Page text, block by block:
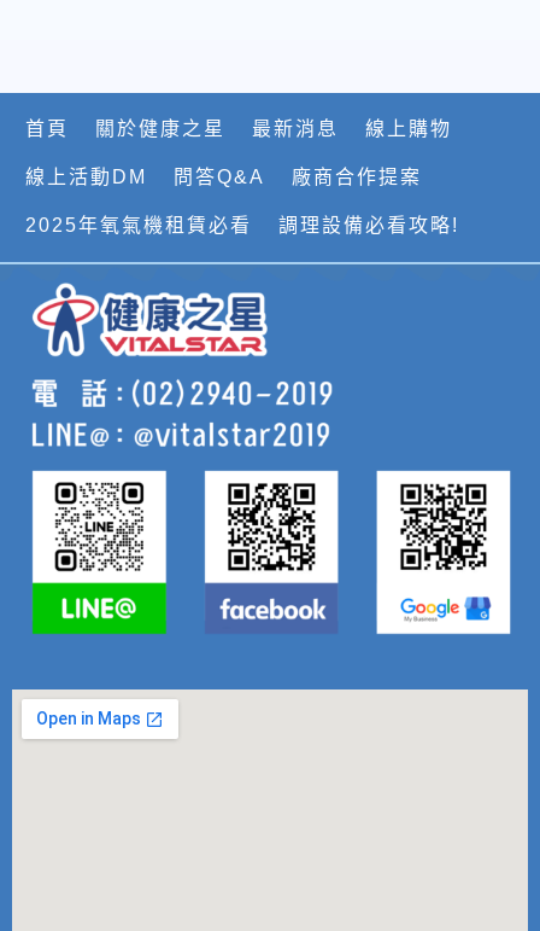
首頁 關於健康之星 最新消息 線上購物
線上活動DM 問答Q&A 廠商合作提案
2025年氧氣機租賃必看 調理設備必看攻略!